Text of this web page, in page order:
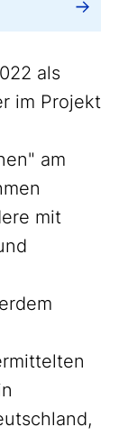
als
im Projekt
am
mit